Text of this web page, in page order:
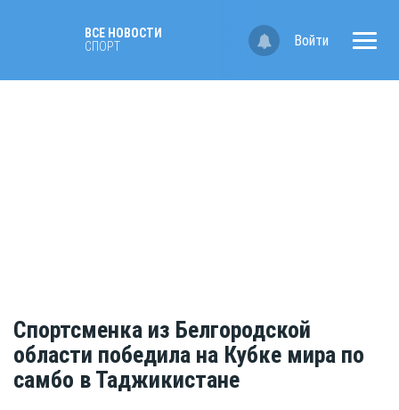
ВСЕ НОВОСТИ
СПОРТ
Войти
Спортсменка из Белгородской
области победила на Кубке мира по
самбо в Таджикистане